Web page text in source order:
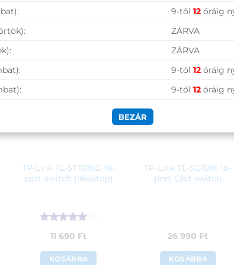
TP-Link TL-SF1016D 16-
port switch (desktop)
/ 511 690 Ft
KOSÁRBA
TP-Link TL-SG1016 16-
port Gbit switch
26 990 Ft
KOSÁRBA
9-től 12óráig
ZÁRVA
ZÁRVA
9-től 12óráig
9-től 12óráig
BEZÁR